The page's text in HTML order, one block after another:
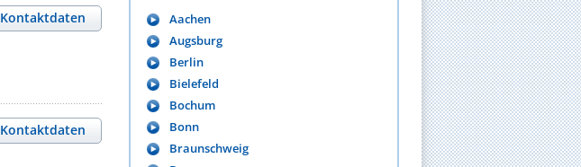
Kontaktdaten
Kontaktdaten
Aachen
Augsburg
Berlin
Bielefeld
Bochum
Bonn
Braunschweig